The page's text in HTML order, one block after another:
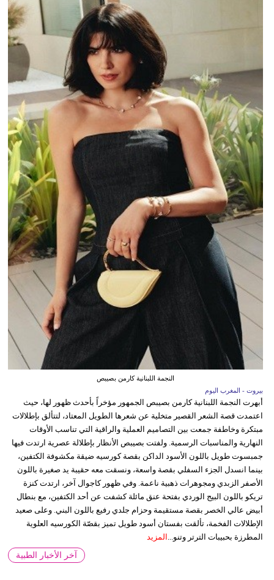
النجمة اللبنانية كارمن بصيبص
بيروت - المغرب اليوم
أبهرت النجمة اللبنانية كارمن بصيبص الجمهور مؤخراً بأحدث ظهور لها، حيث
اعتمدت قصة الشعر القصير متخلية عن شعرها الطويل المعتاد، لتتألق بإطلالات
مبتكرة وخاطفة جمعت بين التصاميم العملية والراقية التي تناسب الأوقات
النهارية والمناسبات الرسمية. ولفتت بصيبص الأنظار بإطلالة عصرية ارتدت فيها
جمبسوت طويل باللون الأسود الداكن بقصة كورسيه ضيقة مكشوفة الكتفين،
بينما انسدل الجزء السفلي بقصة واسعة، ونسقت معه حقيبة يد صغيرة باللون
الأصفر الزبدي ومجوهرات ذهبية ناعمة. وفي ظهور كاجوال آخر، ارتدت كنزة
تريكو باللون البيج الوردي بفتحة عنق مائلة كشفت عن أحد الكتفين، مع بنطال
أبيض عالي الخصر بقصة مستقيمة وحزام جلدي رفيع باللون البني. وعلى صعيد
الإطلالات الفخمة، تألقت بفستان أسود طويل تميز بقصّة الكورسيه العلوية
المطرزة بحبيبات الترتر وتنو... المزيد
آخر الأخبار الطبية